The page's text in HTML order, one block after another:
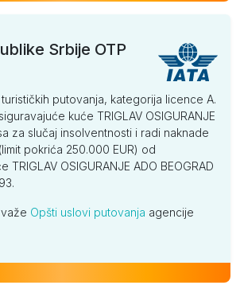
Srbije OTP
putovanja, kategorija licence A.
kuće TRIGLAV OSIGURANJE
za slučaj insolventnosti i radi naknade
pokrića 250.000 EUR) od
TRIGLAV OSIGURANJE ADO BEOGRAD
Opšti uslovi putovanja agencije